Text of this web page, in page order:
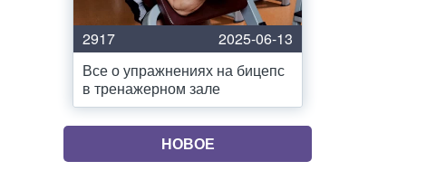
2917
2025-06-13
Все о упражнениях на бицепс
в тренажерном зале
НОВОЕ